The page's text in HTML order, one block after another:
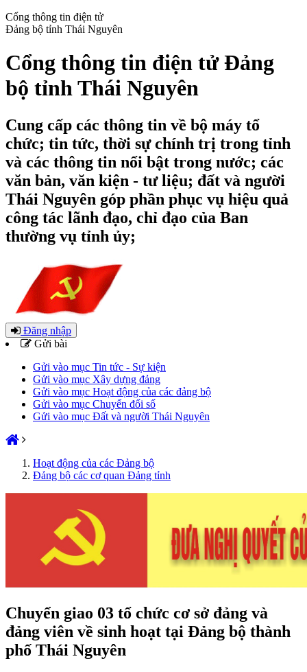
Cổng thông tin điện tử
Đảng bộ tỉnh Thái Nguyên
Cổng thông tin điện tử Đảng
bộ tỉnh Thái Nguyên
Cung cấp các thông tin về bộ máy tổ
chức; tin tức, thời sự chính trị trong tỉnh
và các thông tin nổi bật trong nước; các
văn bản, văn kiện - tư liệu; đất và người
Thái Nguyên góp phần phục vụ hiệu quả
công tác lãnh đạo, chỉ đạo của Ban
thường vụ tỉnh ủy;
Đăng nhập
Gửi bài
Gửi vào mục Tin tức - Sự kiện
Gửi vào mục Xây dựng đảng
Gửi vào mục Hoạt động của các đảng bộ
Gửi vào mục Chuyển đổi số
Gửi vào mục Đất và người Thái Nguyên
Hoạt động của các Đảng bộ
Đảng bộ các cơ quan Đảng tỉnh
Chuyển giao 03 tổ chức cơ sở đảng và
đảng viên về sinh hoạt tại Đảng bộ thành
phố Thái Nguyên